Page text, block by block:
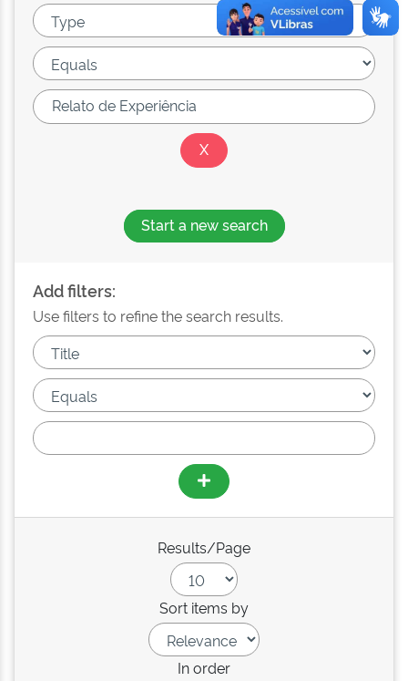
Start a new search
Add filters:
Use filters to refine the search results.
Results/Page
Sort items by
In order